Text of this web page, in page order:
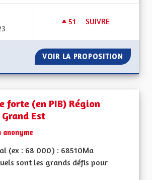
51 51 ABONNÉS
SUIVRE
VOIR LA PROPOSITION
forte (en PIB) Région
Est
anonyme
(ex : 68 000) : 68510Ma
sont les grands défis pour